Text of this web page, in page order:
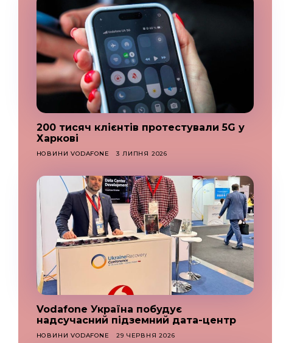
200 тисяч клієнтів протестували 5G у
Харкові
НОВИНИ VODAFONE 3 ЛИПНЯ 2026
Vodafone Україна побудує
надсучасний підземний дата-центр
НОВИНИ VODAFONE 29 ЧЕРВНЯ 2026